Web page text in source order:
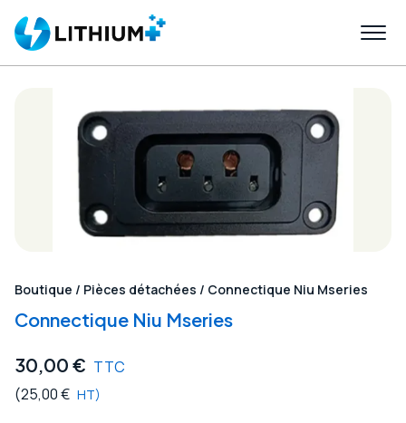
Boutique / Pièces détachées / Connectique Niu Mseries
Connectique Niu Mseries
30,00 € TTC
(25,00€ HT)